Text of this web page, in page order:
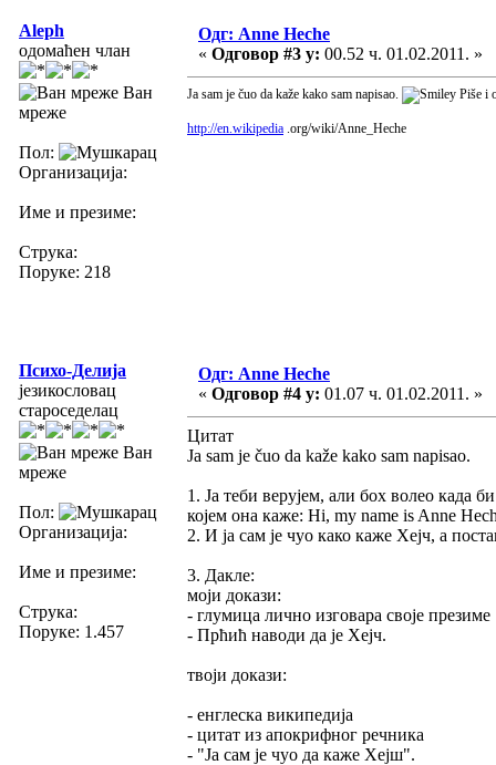
Aleph
одомаћен члан
Ван
мреже
Пол:
Организација:
Име и презиме:
Струка:
Поруке: 218
Одг: Anne Heche
« Одговор #3 у: 00.52 ч. 01.02.2011. »
Ja sam je čuo da kaže kako sam napisao. Piše i
http://en.wikipedia .org/wiki/Anne_Heche
Психо-Делија
језикословац
староседелац
Ван
мреже
Пол:
Организација:
Име и презиме:
Струка:
Поруке: 1.457
Одг: Anne Heche
« Одговор #4 у: 01.07 ч. 01.02.2011. »
Цитат
Ja sam je čuo da kaže kako sam napisao.
1. Ја теби верујем, али бох волео када
којем она каже: Hi, my name is Anne
2. И ја сам је чуо како каже Хејч, а
3. Дакле:
моји докази:
- глумица лично изговара своје презиме
- Прћић наводи да је Хејч.
твоји докази:
- енглеска википедија
- цитат из апокрифног речника
- "Ја сам је чуо да каже Хејш".